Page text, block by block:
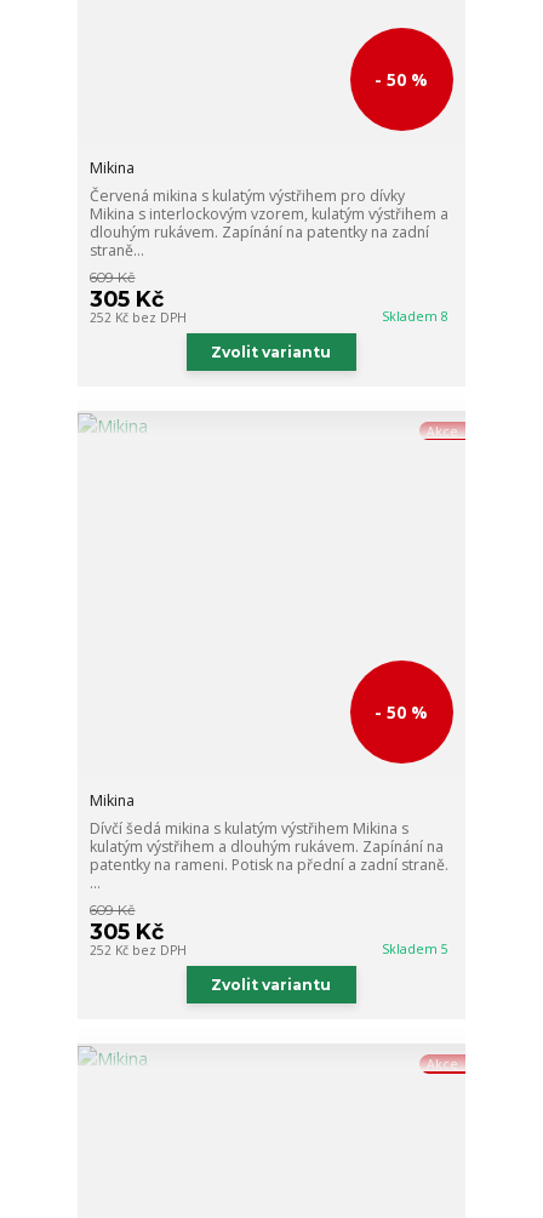
- 50 %
Mikina
Červená mikina s kulatým výstřihem pro dívky
Mikina s interlockovým vzorem, kulatým výstřihem a
dlouhým rukávem. Zapínání na patentky na zadní
straně...
609 Kč
305 Kč
252 Kč bez DPH Skladem 8
Zvolit variantu
Akce
- 50 %
Mikina
Dívčí šedá mikina s kulatým výstřihem Mikina s
kulatým výstřihem a dlouhým rukávem. Zapínání na
patentky na rameni. Potisk na přední a zadní straně.
...
609 Kč
305 Kč
252 Kč bez DPH Skladem 5
Zvolit variantu
Akce